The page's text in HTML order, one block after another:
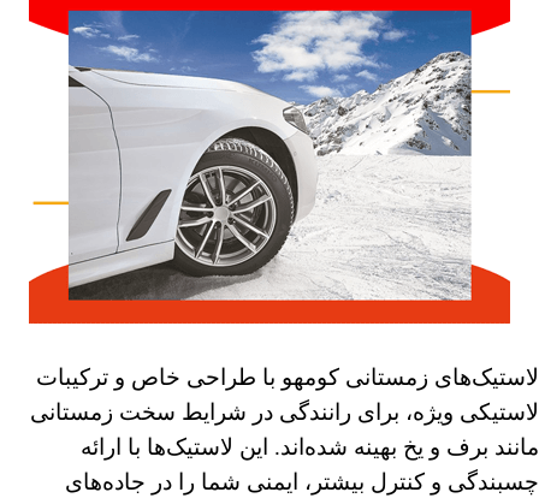
لاستیک‌های زمستانی کومهو با طراحی خاص و ترکیبات
لاستیکی ویژه، برای رانندگی در شرایط سخت زمستانی
مانند برف و یخ بهینه شده‌اند. این لاستیک‌ها با ارائه
چسبندگی و کنترل بیشتر، ایمنی شما را در جاده‌های